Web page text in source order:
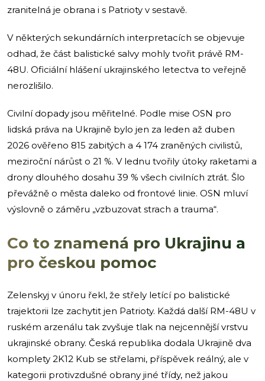
zranitelná je obrana i s Patrioty v sestavě.
V některých sekundárních interpretacích se objevuje
odhad, že část balistické salvy mohly tvořit právě RM-
48U. Oficiální hlášení ukrajinského letectva to veřejně
nerozlišilo.
Civilní dopady jsou měřitelné. Podle mise OSN pro
lidská práva na Ukrajině bylo jen za leden až duben
2026 ověřeno 815 zabitých a 4 174 zraněných civilistů,
meziroční nárůst o 21 %. V lednu tvořily útoky raketami a
drony dlouhého dosahu 39 % všech civilních ztrát. Šlo
převážně o města daleko od frontové linie. OSN mluví
výslovně o záměru „vzbuzovat strach a trauma“.
Co to znamená pro Ukrajinu a
pro českou pomoc
Zelenskyj v únoru řekl, že střely letící po balistické
trajektorii lze zachytit jen Patrioty. Každá další RM-48U v
ruském arzenálu tak zvyšuje tlak na nejcennější vrstvu
ukrajinské obrany. Česká republika dodala Ukrajině dva
komplety 2K12 Kub se střelami, příspěvek reálný, ale v
kategorii protivzdušné obrany jiné třídy, než jakou